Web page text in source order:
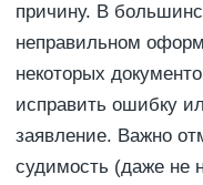
причину. В
неправильном
некоторых
исправить ошибку
заявление. Важно
судимость (даже не